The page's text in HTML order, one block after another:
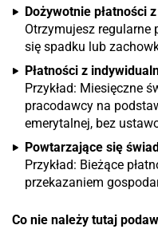
Dożywotnie płatności
Otrzymujesz regularne
się spadku lub
Płatności z
Przykład: Miesięczne
pracodawcy na
emerytalnej, bez
Powtarzające się
Przykład: Bieżące
przekazaniem
Co nie należy tutaj